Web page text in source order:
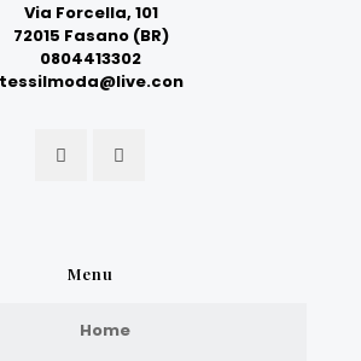
Via Forcella, 101
72015 Fasano (BR)
0804413302
tessilmoda@live.con
Menu
Home